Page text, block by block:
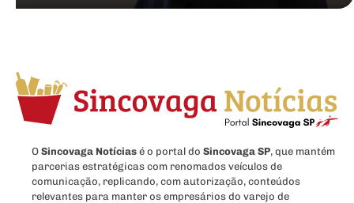
O Sincovaga Notícias é o portal do Sincovaga SP, que mantém
parcerias estratégicas com renomados veículos de
comunicação, replicando, com autorização, conteúdos
relevantes para manter os empresários do varejo de